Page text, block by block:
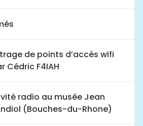
de points d’accès wifi
Cédric F4IAH
radio au musée Jean
(Bouches-du-Rhone)